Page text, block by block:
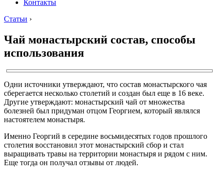
Контакты
Статьи ›
Чай монастырский состав, способы
использования
Одни источники утверждают, что состав монастырского чая
сберегается несколько столетий и создан был еще в 16 веке.
Другие утверждают: монастырский чай от множества
болезней был придуман отцом Георгием, который являлся
настоятелем монастыря.
Именно Георгий в середине восьмидесятых годов прошлого
столетия восстановил этот монастырский сбор и стал
выращивать травы на территории монастыря и рядом с ним.
Еще тогда он получал отзывы от людей.